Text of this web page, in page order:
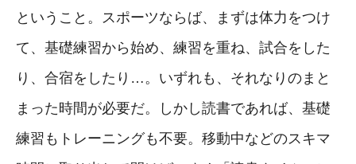
ということ。スポーツならば、まずは体力をつけ
て、基礎練習から始め、練習を重ね、試合をした
り、合宿をしたり…。いずれも、それなりのまと
まった時間が必要だ。しかし読書であれば、基礎
練習もトレーニングも不要。移動中などのスキマ